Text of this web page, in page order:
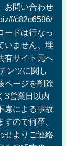
お問い合わせ
f/c82c6596/
ードは行なっ
いません、埋
有サイト元へ
ンツに関し
ページを削除
3営業日以内
慮による事故
ので何卒、
せよりご連絡